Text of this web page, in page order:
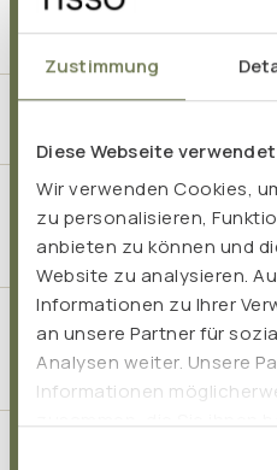
Zustimmung
Diese Webseite
Wir verwenden Cookies,
zu personalisieren,
anbieten zu können und
Website zu analysieren.
Informationen zu Ihrer
an unsere Partner für
Analysen weiter. Unsere
Informationen
Nebenwirkungen?
Pro EM san pur: Welche
Kunden mit der Nutzung?
Was ist der Unterschied
Pro EM san pur?